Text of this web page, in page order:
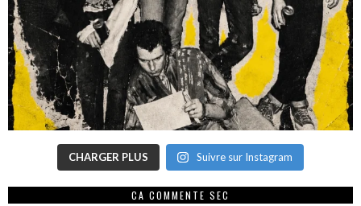
CHARGER PLUS Suivre sur Instagram
CA COMMENTE SEC